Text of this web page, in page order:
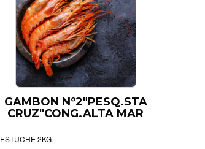
GAMBON Nº2"PESQ.STA
CRUZ"CONG.ALTA MAR
ESTUCHE 2KG